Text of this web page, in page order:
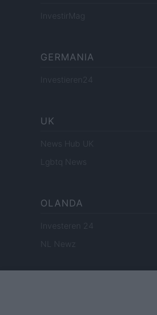
InvestirMag
GERMANIA
Investieren24
UK
News Hub UK
Lgbtq News
OLANDA
Investeren 24
NL Newz